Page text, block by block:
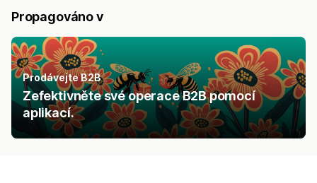
Propagováno v
Prodávejte B2B
Zefektivněte své operace B2B pomocí
aplikací.